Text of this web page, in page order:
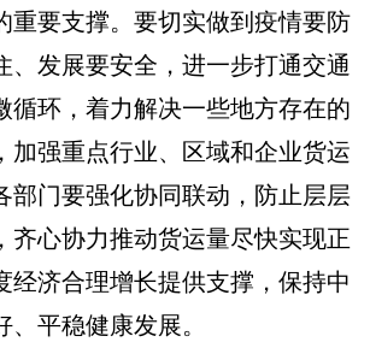
重要支撑。要切实做到疫情要防
、发展要安全，进一步打通交通
循环，着力解决一些地方存在的
加强重点行业、区域和企业货运
部门要强化协同联动，防止层层
齐心协力推动货运量尽快实现正
经济合理增长提供支撑，保持中
平稳健康发展。